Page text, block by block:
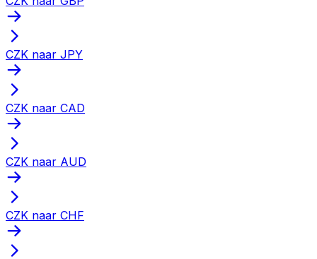
CZK naar JPY
CZK naar CAD
CZK naar AUD
CZK naar CHF